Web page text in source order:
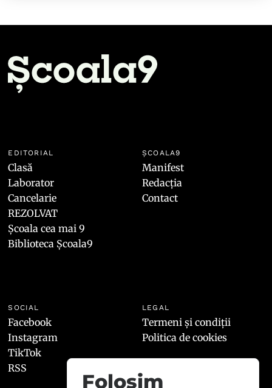
EDITORIAL
Clasă
Laborator
Cancelarie
REZOLVAT
Școala cea mai 9
Biblioteca Școala9
ȘCOALA9
Manifest
Redacția
Contact
SOCIAL
Facebook
Instagram
TikTok
RSS
LEGAL
Termeni și condiții
Politica de cookies
Folosim